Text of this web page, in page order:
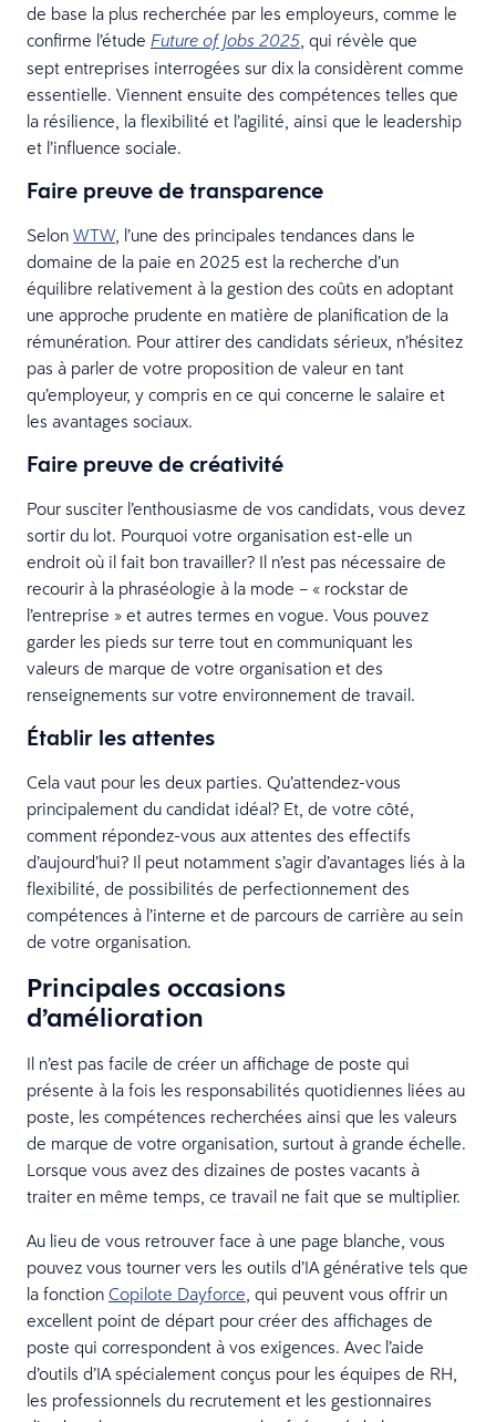
de base la plus recherchée par les employeurs, comme le
confirme l’étude Future of Jobs 2025 , qui révèle que
sept entreprises interrogées sur dix la considèrent comme
essentielle. Viennent ensuite des compétences telles que
la résilience, la flexibilité et l’agilité, ainsi que le leadership
et l’influence sociale.
Faire preuve de transparence
Selon WTW, l’une des principales tendances dans le
domaine de la paie en 2025 est la recherche d’un
équilibre relativement à la gestion des coûts en adoptant
une approche prudente en matière de planification de la
rémunération. Pour attirer des candidats sérieux, n’hésitez
pas à parler de votre proposition de valeur en tant
qu’employeur, y compris en ce qui concerne le salaire et
les avantages sociaux.
Faire preuve de créativité
Pour susciter l’enthousiasme de vos candidats, vous devez
sortir du lot. Pourquoi votre organisation est-elle un
endroit où il fait bon travailler? Il n’est pas nécessaire de
recourir à la phraséologie à la mode – « rockstar de
l’entreprise » et autres termes en vogue. Vous pouvez
garder les pieds sur terre tout en communiquant les
valeurs de marque de votre organisation et des
renseignements sur votre environnement de travail.
Établir les attentes
Cela vaut pour les deux parties. Qu’attendez-vous
principalement du candidat idéal? Et, de votre côté,
comment répondez-vous aux attentes des effectifs
d’aujourd’hui? Il peut notamment s’agir d’avantages liés à la
flexibilité, de possibilités de perfectionnement des
compétences à l’interne et de parcours de carrière au sein
de votre organisation.
Principales occasions
d’amélioration
Il n’est pas facile de créer un affichage de poste qui
présente à la fois les responsabilités quotidiennes liées au
poste, les compétences recherchées ainsi que les valeurs
de marque de votre organisation, surtout à grande échelle.
Lorsque vous avez des dizaines de postes vacants à
traiter en même temps, ce travail ne fait que se multiplier.
Au lieu de vous retrouver face à une page blanche, vous
pouvez vous tourner vers les outils d’IA générative tels que
la fonction Copilote Dayforce , qui peuvent vous offrir un
excellent point de départ pour créer des affichages de
poste qui correspondent à vos exigences. Avec l’aide
d’outils d’IA spécialement conçus pour les équipes de RH,
les professionnels du recrutement et les gestionnaires